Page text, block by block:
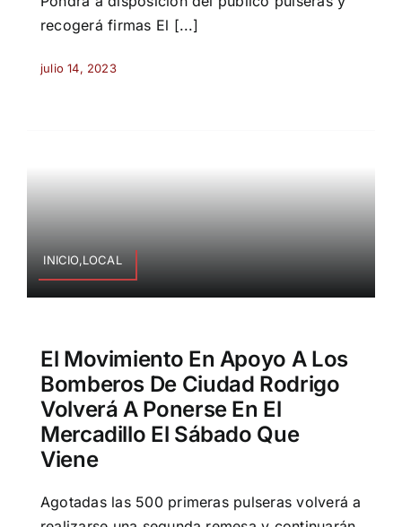
recogerá firmas El [...]
julio 14, 2023
INICIO,LOCAL
El Movimiento En Apoyo A Los
Bomberos De Ciudad Rodrigo
Volverá A Ponerse En El
Mercadillo El Sábado Que
Viene
Agotadas las 500 primeras pulseras volverá a